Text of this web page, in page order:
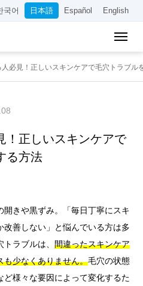
국어 日本語 Español English
必見！正しいスキンケアで毛穴トラブル
！正しいスキンケアで
る方法
きや黒ずみ。「毎日丁寧にスキ
改善しない」と悩んでいる方は多
ラブルは、 間違ったスキンケア
も少なくありません。毛穴の状態
様々な要因によって変化するた